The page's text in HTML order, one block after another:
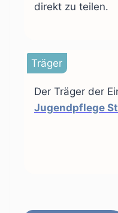
direkt zu teilen.
Träger
Der Träger der
Jugendpflege